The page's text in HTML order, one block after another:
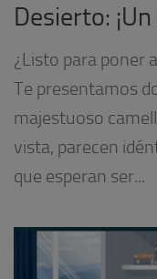
Desierto:
¿Listo para poner
Te presentamos
majestuoso
vista, parecen
que esperan ser...